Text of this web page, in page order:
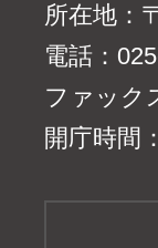
所在地：
電話：
ファック
開庁時間